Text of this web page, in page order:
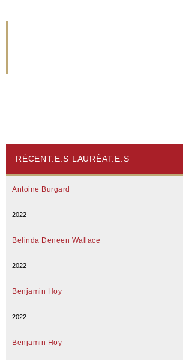
RÉCENT.E.S LAURÉAT.E.S
Antoine Burgard
2022
Belinda Deneen Wallace
2022
Benjamin Hoy
2022
Benjamin Hoy